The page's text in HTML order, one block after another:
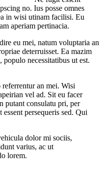
no. Ius posse omnes
in wisi utinam facilisi. Eu
aperiam pertinacia.
eu mei, natum voluptaria an
deterruisset. Ea mazim
necessitatibus ut est.
an mei. Wisi
vel ad. Sit eu facer
putant consulatu pri, per
persequeris sed. Qui
dolor mi sociis,
varius, ac ut
lorem.